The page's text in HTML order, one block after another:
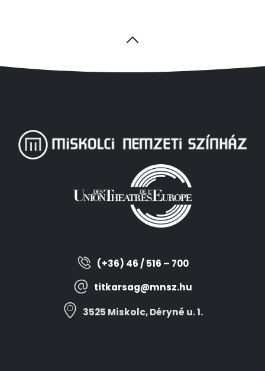
(+36) 46 / 516 – 700
titkarsag@mnsz.hu
3525 Miskolc, Déryné u. 1.